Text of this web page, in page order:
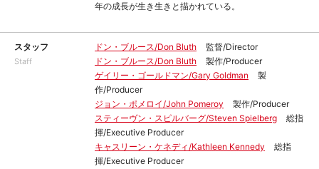
年の成長が生き生きと描かれている。
スタッフ
Staff
ドン・ブルース/Don Bluth
監督/Director
ドン・ブルース/Don Bluth
製作/Producer
ゲイリー・ゴールドマン/Gary Goldman
製
作/Producer
ジョン・ポメロイ/John Pomeroy
製作/Producer
スティーヴン・スピルバーグ/Steven Spielberg
総指
揮/Executive Producer
キャスリーン・ケネディ/Kathleen Kennedy
総指
揮/Executive Producer